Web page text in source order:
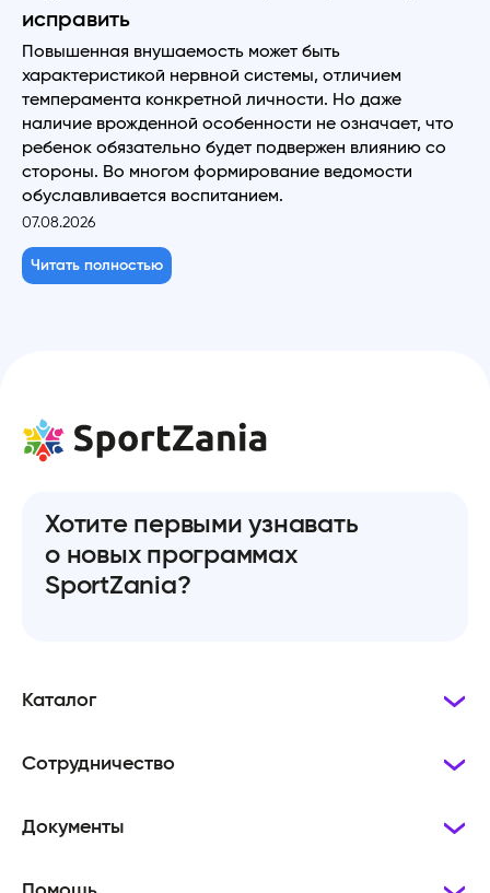
исправить
Повышенная внушаемость может быть
характеристикой нервной системы, отличием
темперамента конкретной личности. Но даже
наличие врожденной особенности не означает, что
ребенок обязательно будет подвержен влиянию со
стороны. Во многом формирование ведомости
обуславливается воспитанием.
07.08.2026
Читать полностью
Хотите первыми узнавать
о новых программах
SportZania?
Каталог
Сотрудничество
Документы